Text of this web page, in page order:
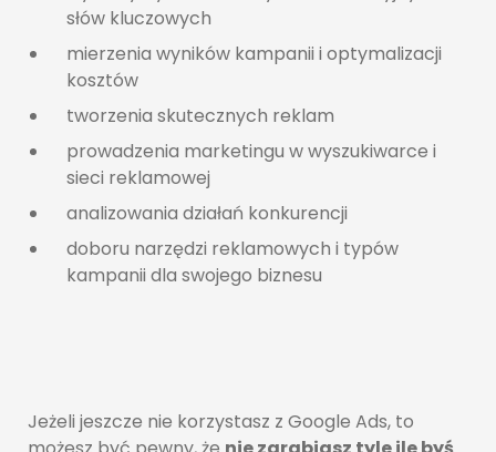
słów kluczowych
mierzenia wyników kampanii i optymalizacji
kosztów
tworzenia skutecznych reklam
prowadzenia marketingu w wyszukiwarce i
sieci reklamowej
analizowania działań konkurencji
doboru narzędzi reklamowych i typów
kampanii dla swojego biznesu
Jeżeli jeszcze nie korzystasz z Google Ads, to